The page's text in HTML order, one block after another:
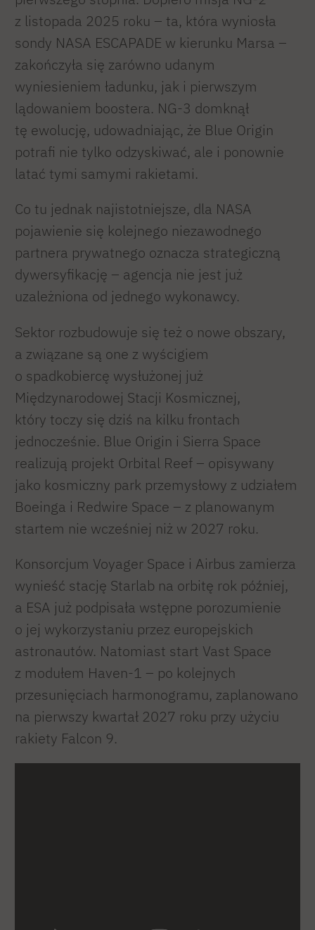
z listopada 2025 roku – ta, która wyniosła
sondy NASA ESCAPADE w kierunku Marsa –
zakończyła się zarówno udanym
wyniesieniem ładunku, jak i pierwszym
lądowaniem boostera. NG-3 domknął
tę ewolucję, udowadniając, że Blue Origin
potrafi nie tylko odzyskiwać, ale i ponownie
latać tymi samymi rakietami.
Co tu jednak najistotniejsze, dla NASA
pojawienie się kolejnego niezawodnego
partnera prywatnego oznacza strategiczną
dywersyfikację – agencja nie jest już
uzależniona od jednego wykonawcy.
Sektor rozbudowuje się też o nowe obszary,
a związane są one z wyścigiem
o spadkobiercę wysłużonej już
Międzynarodowej Stacji Kosmicznej,
który toczy się dziś na kilku frontach
jednocześnie. Blue Origin i Sierra Space
realizują projekt Orbital Reef – opisywany
jako kosmiczny park przemysłowy z udziałem
Boeinga i Redwire Space – z planowanym
startem nie wcześniej niż w 2027 roku.
Konsorcjum Voyager Space i Airbus zamierza
wynieść stację Starlab na orbitę rok później,
a ESA już podpisała wstępne porozumienie
o jej wykorzystaniu przez europejskich
astronautów. Natomiast start Vast Space
z modułem Haven-1 – po kolejnych
przesunięciach harmonogramu, zaplanowano
na pierwszy kwartał 2027 roku przy użyciu
rakiety Falcon 9.